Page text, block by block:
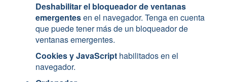
Deshabilitar el bloqueador de ventanas
emergentesen el navegador. Tenga en cuenta
que puede tener más de un bloqueador de
ventanas emergentes.
Cookies y JavaScript habilitados en el
navegador.